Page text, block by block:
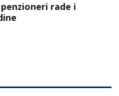
rade i